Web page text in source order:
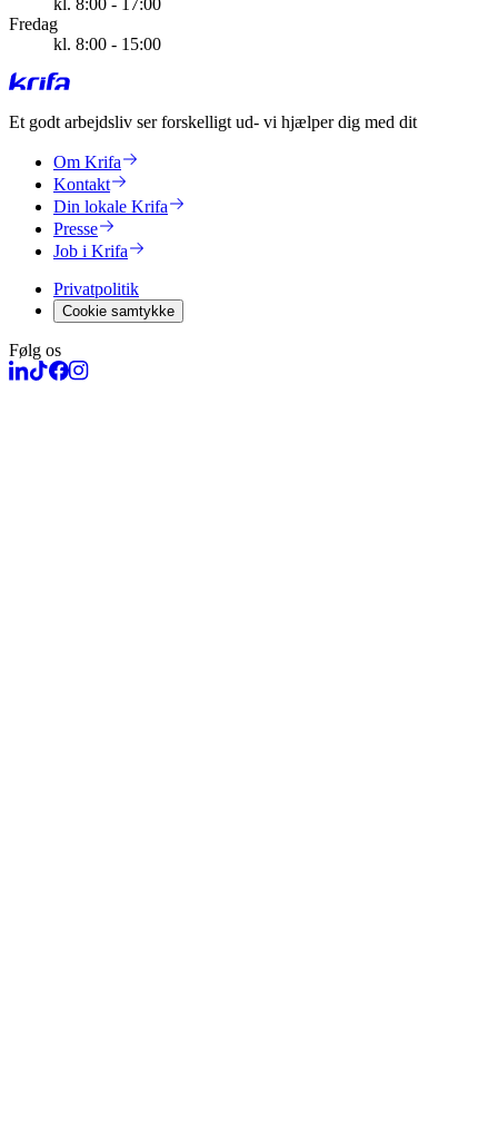
kl. 8:00 - 17:00
Fredag
kl. 8:00 - 15:00
Et godt arbejdsliv ser forskelligt ud- vi hjælper dig med dit
Om Krifa
Kontakt
Din lokale Krifa
Presse
Job i Krifa
Privatpolitik
Cookie samtykke
Følg os